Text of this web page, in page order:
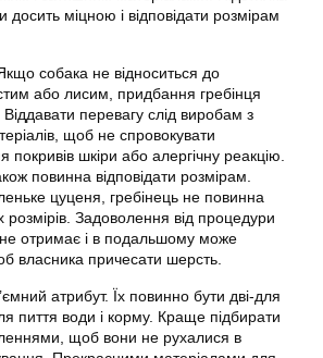
досить міцною і відповідати розмірам
собака не відноситься до
або лисим, придбання гребінця
Віддавати перевагу слід виробам з
щоб не спровокувати
шкіри або алергічну реакцію.
повинна відповідати розмірам.
цуценя, гребінець не повинна
розмірів. Задоволення від процедури
отримає і в подальшому може
власника причесати шерсть.
атрибут. Їх повинно бути дві-для
пиття води і корму. Краще підбирати
щоб вони не рухалися в